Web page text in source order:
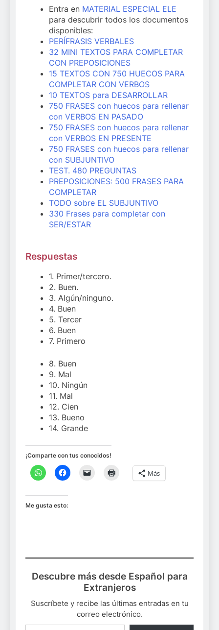
Entra en MATERIAL ESPECIAL ELE
para descubrir todos los documentos
disponibles:
PERÍFRASIS VERBALES
32 MINI TEXTOS PARA COMPLETAR
CON PREPOSICIONES
15 TEXTOS CON 750 HUECOS PARA
COMPLETAR CON VERBOS
10 TEXTOS para DESARROLLAR
750 FRASES con huecos para rellenar
con VERBOS EN PASADO
750 FRASES con huecos para rellenar
con VERBOS EN PRESENTE
750 FRASES con huecos para rellenar
con SUBJUNTIVO
TEST. 480 PREGUNTAS
PREPOSICIONES: 500 FRASES PARA
COMPLETAR
TODO sobre EL SUBJUNTIVO
330 Frases para completar con
SER/ESTAR
Respuestas
1. Primer/tercero.
2. Buen.
3. Algún/ninguno.
4. Buen
5. Tercer
6. Buen
7. Primero
8. Buen
9. Mal
10. Ningún
11. Mal
12. Cien
13. Bueno
14. Grande
¡Comparte con tus conocidos!
Más
Me gusta esto:
Descubre más desde Español para
Extranjeros
Suscríbete y recibe las últimas entradas en tu
correo electrónico.
Escribe tu correo electrónico…